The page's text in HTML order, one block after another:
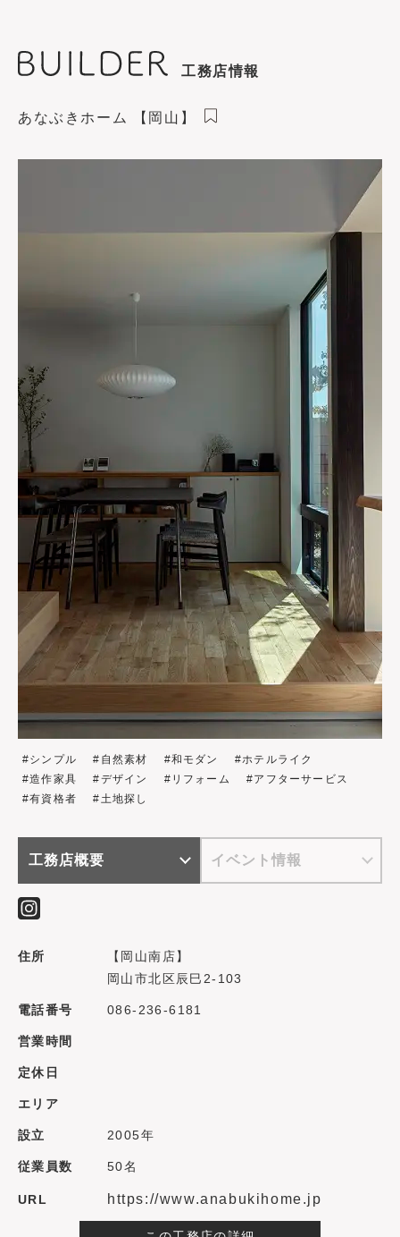
工務店情報
あなぶきホーム 【岡山】
シンプル 自然素材 和モダン
ホテルライク
造作家具
デザイン リフォーム
アフターサービス
有資格者
土地探し
工務店概要 イベント情報
住所
【岡山南店】
岡山市北区辰巳2-103
電話番号 086-236-6181
営業時間
定休日
エリア
設立 2005年
従業員数 50名
URL https://www.anabukihome.jp